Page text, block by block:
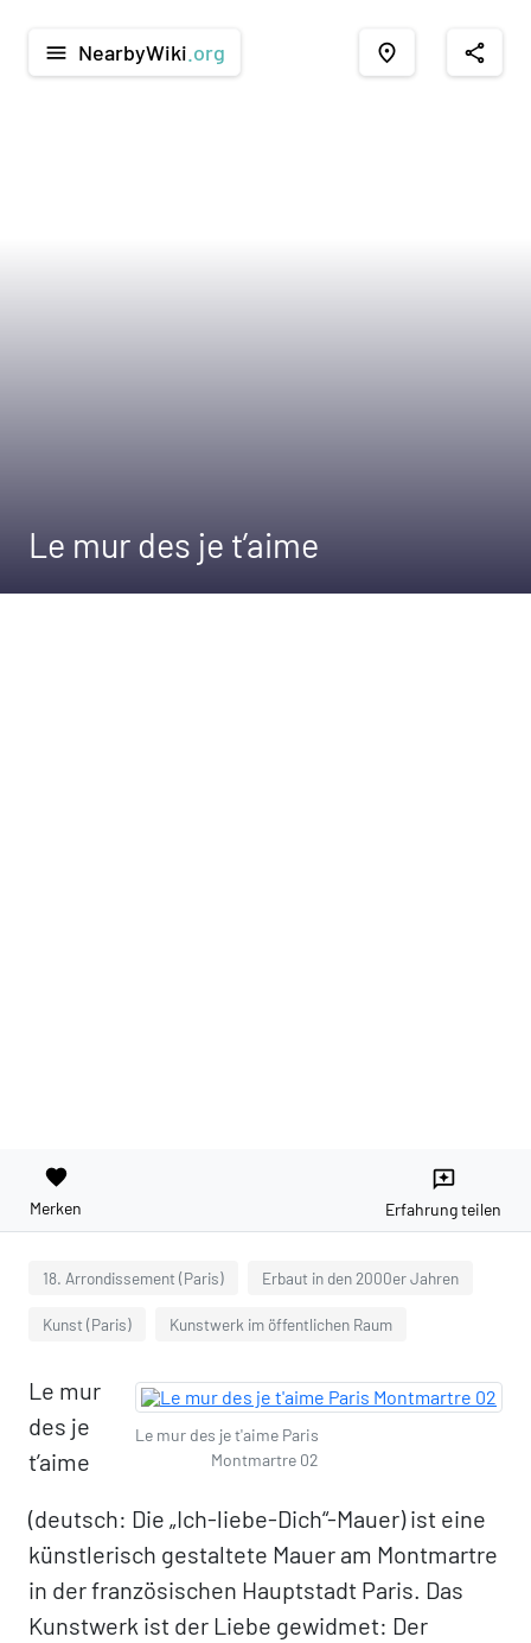
menu NearbyWiki .org place share
Le mur des je t’aime
favorite
Merken
reviews
Erfahrung teilen
18. Arrondissement (Paris) Erbaut in den 2000er Jahren
Kunst (Paris) Kunstwerk im öffentlichen Raum
Le mur des je t'aime Paris
Montmartre 02
Le mur
des je
t’aime
(deutsch: Die „Ich-liebe-Dich“-Mauer) ist eine
künstlerisch gestaltete Mauer am Montmartre
in der französischen Hauptstadt Paris. Das
Kunstwerk ist der Liebe gewidmet: Der